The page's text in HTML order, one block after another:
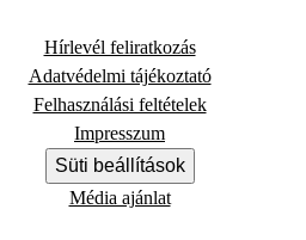
Hírlevél feliratkozás
Adatvédelmi tájékoztató
Felhasználási feltételek
Impresszum
Süti beállítások
Média ajánlat